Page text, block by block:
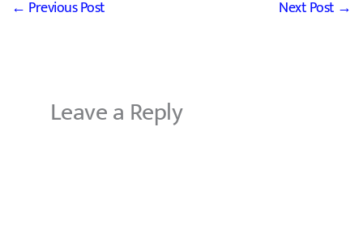
← Previous Post Next Post →
Leave a Reply